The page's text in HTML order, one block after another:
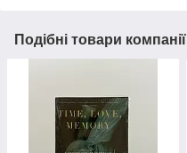
Подібні товари компанії